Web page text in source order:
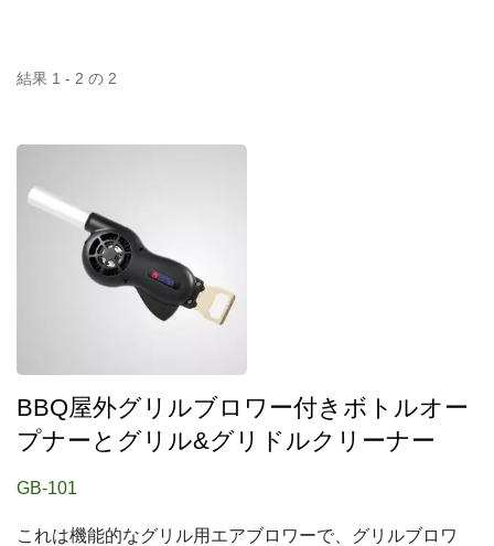
結果 1 - 2 の 2
BBQ屋外グリルブロワー付きボトルオー
プナーとグリル&グリドルクリーナー
GB-101
これは機能的なグリル用エアブロワーで、グリルブロワ